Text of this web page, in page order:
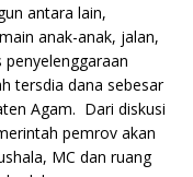
antara lain,
anak-anak, jalan,
tersdia dana sebesar
Agam. Dari diskusi
pemrov akan
MC dan ruang